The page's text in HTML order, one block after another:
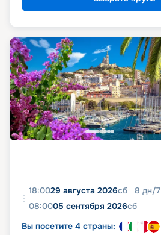
18:0029 августа 2026сб 8 дн/7
08:0005 сентября 2026сб
Вы посетите 4 страны: